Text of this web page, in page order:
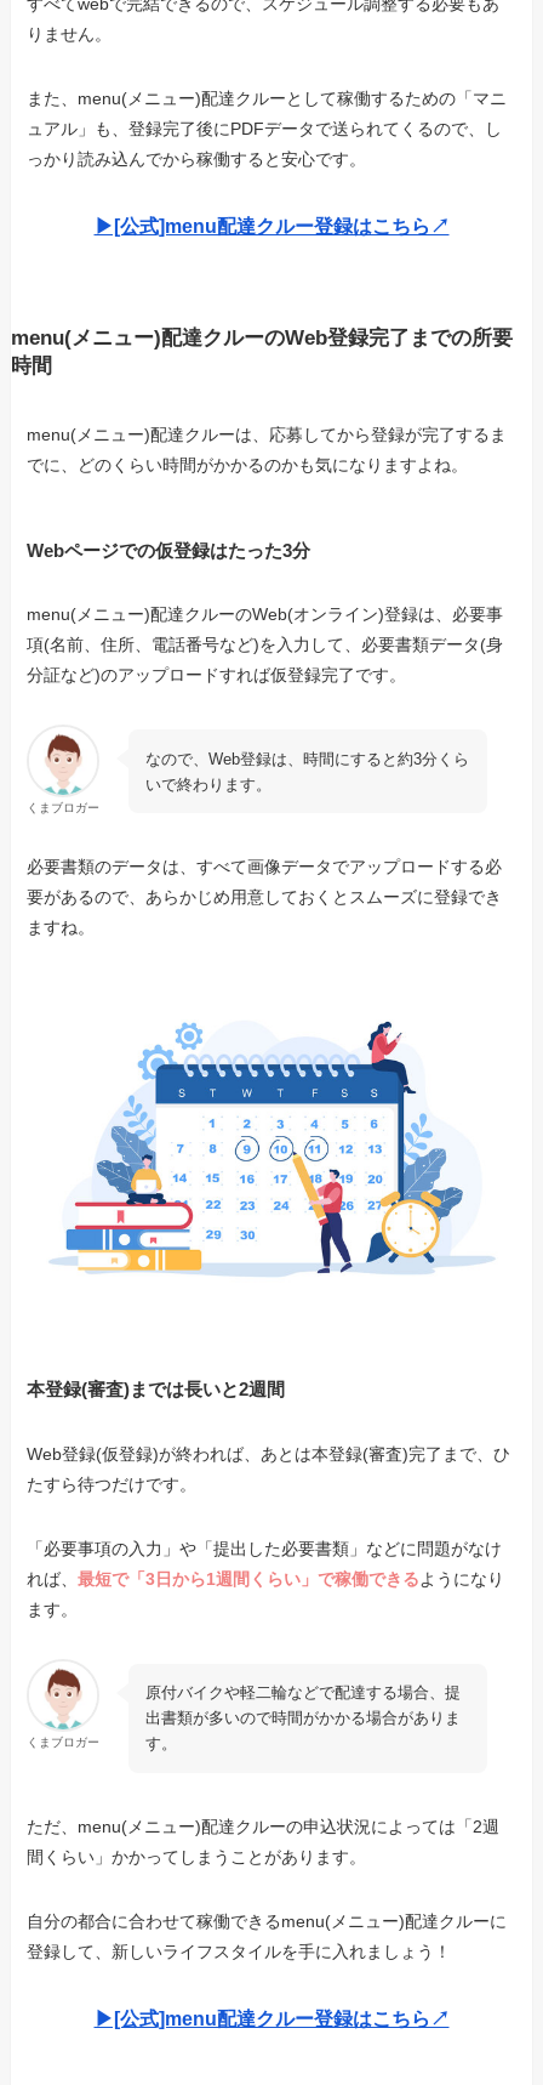
りません。
また、menu(メニュー)配達クルーとして稼働するための「マニ
ュアル」も、登録完了後にPDFデータで送られてくるので、し
っかり読み込んでから稼働すると安心です。
▶︎[公式]menu配達クルー登録はこちら↗︎
menu(メニュー)配達クルーのWeb登録完了までの所要
時間
menu(メニュー)配達クルーは、応募してから登録が完了するま
でに、どのくらい時間がかかるのかも気になりますよね。
Webページでの仮登録はたった3分
menu(メニュー)配達クルーのWeb(オンライン)登録は、必要事
項(名前、住所、電話番号など)を入力して、必要書類データ(身
分証など)のアップロードすれば仮登録完了です。
くまブロガー
なので、Web登録は、時間にすると約3分くら
いで終わります。
必要書類のデータは、すべて画像データでアップロードする必
要があるので、あらかじめ用意しておくとスムーズに登録でき
ますね。
本登録(審査)までは長いと2週間
Web登録(仮登録)が終われば、あとは本登録(審査)完了まで、ひ
たすら待つだけです。
「必要事項の入力」や「提出した必要書類」などに問題がなけ
れば、最短で「3日から1週間くらい」で稼働できるようになり
ます。
くまブロガー
原付バイクや軽二輪などで配達する場合、提
出書類が多いので時間がかかる場合がありま
す。
ただ、menu(メニュー)配達クルーの申込状況によっては「2週
間くらい」かかってしまうことがあります。
自分の都合に合わせて稼働できるmenu(メニュー)配達クルーに
登録して、新しいライフスタイルを手に入れましょう！
▶︎[公式]menu配達クルー登録はこちら↗︎